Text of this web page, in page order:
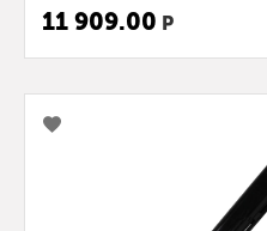
11 909.00 Р